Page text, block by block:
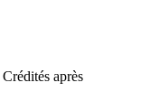
Crédités après